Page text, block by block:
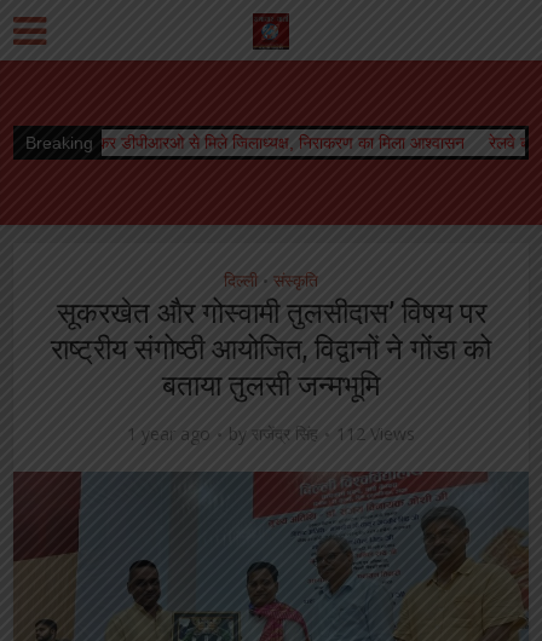
Breaking
से मिले जिलाध्यक्ष, निराकरण का मिला आश्वासन रेलवे बोर्ड अध्यक्ष को मिला
दिल्ली • संस्कृति
सूकरखेत और गोस्वामी तुलसीदास’ विषय पर
राष्ट्रीय संगोष्ठी आयोजित, विद्वानों ने गोंडा को
बताया तुलसी जन्मभूमि
1 year ago by राजेंद्र सिंह 112 Views